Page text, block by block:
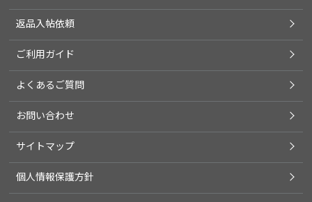
返品入帖依頼
ご利用ガイド
よくあるご質問
お問い合わせ
サイトマップ
個人情報保護方針